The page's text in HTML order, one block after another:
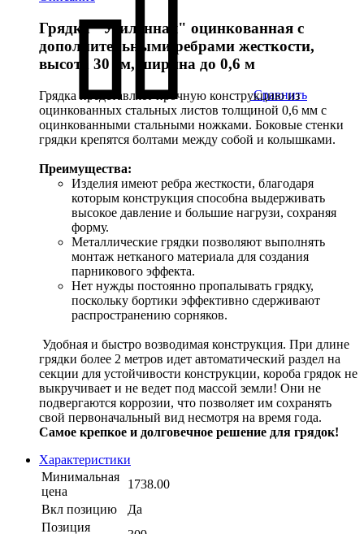
Сравнить
Грядка "Усиленная" оцинкованная с
дополнительными ребрами жесткости,
высота 30 см, ширина до 0,6 м
Грядка представляет прочную конструкцию из
оцинкованных стальных листов толщиной 0,6 мм с
оцинкованными стальными ножками. Боковые стенки
грядки крепятся болтами между собой и колышками.
Преимущества:
Изделия имеют ребра жесткости, благодаря
которым конструкция способна выдерживать
высокое давление и большие нагрузи, сохраняя
форму.
Металлические грядки позволяют выполнять
монтаж нетканого материала для создания
парникового эффекта.
Нет нужды постоянно пропалывать грядку,
поскольку бортики эффективно сдерживают
распространению сорняков.
Удобная и быстро возводимая конструкция. При длине
грядки более 2 метров идет автоматический раздел на
секции для устойчивости конструкции, короба грядок не
выкручивает и не ведет под массой земли! Они не
подвергаются коррозии, что позволяет им сохранять
свой первоначальный вид несмотря на время года.
Самое крепкое и долговечное решение для грядок!
Характеристики
Минимальная
цена
1738.00
Вкл позицию
Да
Позиция